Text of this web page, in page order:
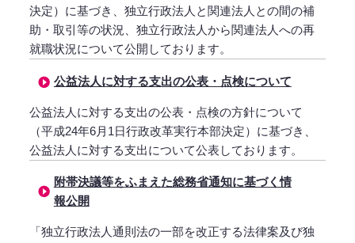
決定）に基づき、独立行政法人と関連法人との間の補
助・取引等の状況、独立行政法人から関連法人への再
就職状況について公開しております。
公益法人に対する支出の公表・点検について
公益法人に対する支出の公表・点検の方針について
（平成24年6月1日行政改革実行本部決定）に基づき、
公益法人に対する支出について公表しております。
附帯決議等をふまえた総務省通知に基づく情
報公開
「独立行政法人通則法の一部を改正する法律案及び独